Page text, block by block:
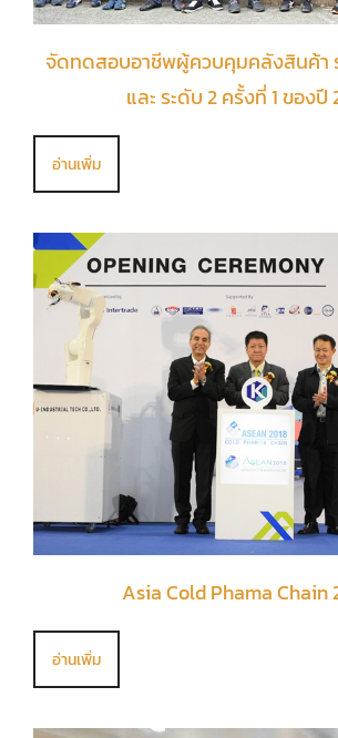
จัดทดสอบอาชีพผู้ควบคุมคลังสินค้า
และ ระดับ 2 ครั้งที่ 1 ของปี
อ่านเพิ่ม
Asia Cold Phama Chain
อ่านเพิ่ม